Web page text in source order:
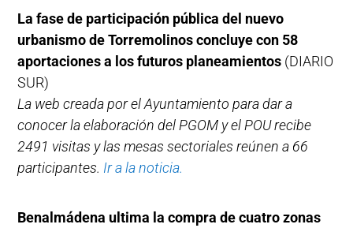
La fase de participación pública del nuevo
urbanismo de Torremolinos concluye con 58
aportaciones a los futuros planeamientos (DIARIO
SUR)
La web creada por el Ayuntamiento para dar a
conocer la elaboración del PGOM y el POU recibe
2491 visitas y las mesas sectoriales reúnen a 66
participantes. Ir a la noticia.
Benalmádena ultima la compra de cuatro zonas